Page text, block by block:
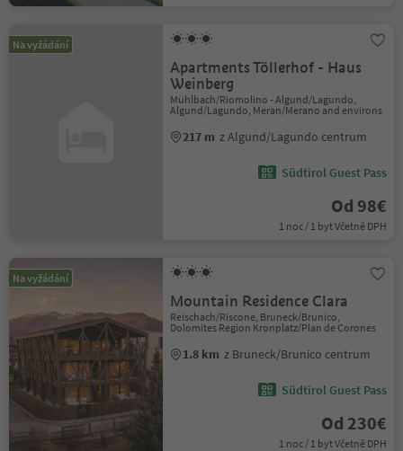
Na vyžádání
Apartments Töllerhof - Haus
Weinberg
Mühlbach/Riomolino - Algund/Lagundo,
Algund/Lagundo, Meran/Merano and environs
217 m z Algund/Lagundo centrum
Südtirol Guest Pass
Od 98€
1 noc / 1 byt Včetně DPH
Na vyžádání
Mountain Residence Clara
Reischach/Riscone, Bruneck/Brunico,
Dolomites Region Kronplatz/Plan de Corones
1.8 km z Bruneck/Brunico centrum
Südtirol Guest Pass
Od 230€
1 noc / 1 byt Včetně DPH